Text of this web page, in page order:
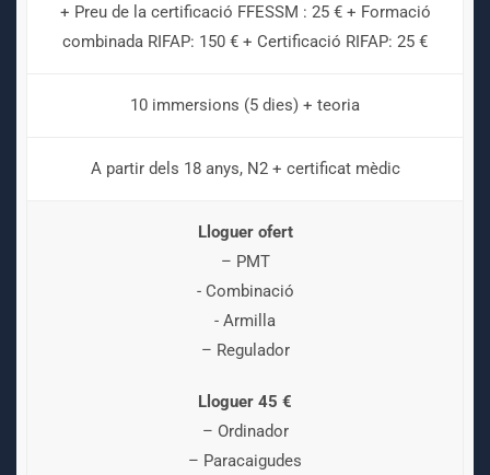
+ Preu de la certificació FFESSM : 25 € + Formació
combinada RIFAP: 150 € + Certificació RIFAP: 25 €
10 immersions (5 dies) + teoria
A partir dels 18 anys, N2 + certificat mèdic
Lloguer ofert
– PMT
- Combinació
- Armilla
– Regulador
Lloguer 45 €
– Ordinador
– Paracaigudes